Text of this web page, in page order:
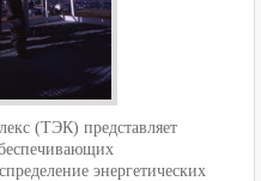
(ТЭК) представляет
энергетических